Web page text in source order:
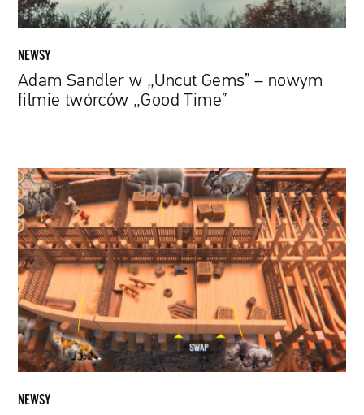
„Good
Time”
NEWSY
Adam Sandler w „Uncut Gems” – nowym
filmie twórców „Good Time”
Przetrwaj
potop
i
uratuj
zwierzęta.
Już
wkrótce
premiera
gry
„Noah's
Ark"
NEWSY